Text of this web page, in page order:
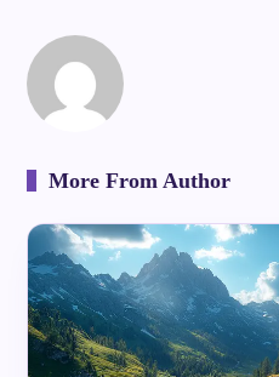
More From Author